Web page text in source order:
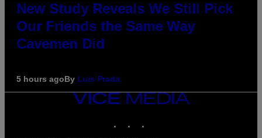
New Study Reveals We Still Pick
Our Friends the Same Way
Cavemen Did
5 hours agoBy Luis Prada
VICE